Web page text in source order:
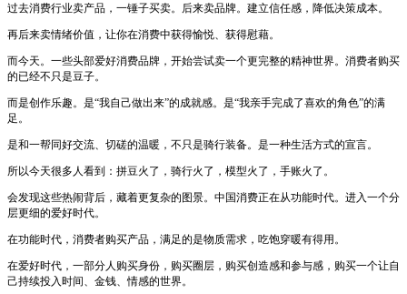
过去消费行业卖产品，一锤子买卖。后来卖品牌。建立信任感，降低决策成本。
再后来卖情绪价值，让你在消费中获得愉悦、获得慰藉。
而今天。一些头部爱好消费品牌，开始尝试卖一个更完整的精神世界。消费者购买
的已经不只是豆子。
而是创作乐趣。是“我自己做出来”的成就感。是“我亲手完成了喜欢的角色”的满
足。
是和一帮同好交流、切磋的温暖，不只是骑行装备。是一种生活方式的宣言。
所以今天很多人看到：拼豆火了，骑行火了，模型火了，手账火了。
会发现这些热闹背后，藏着更复杂的图景。中国消费正在从功能时代。进入一个分
层更细的爱好时代。
在功能时代，消费者购买产品，满足的是物质需求，吃饱穿暖有得用。
在爱好时代，一部分人购买身份，购买圈层，购买创造感和参与感，购买一个让自
己持续投入时间、金钱、情感的世界。